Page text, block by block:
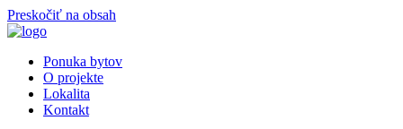
Preskočiť na obsah
Ponuka bytov
O projekte
Lokalita
Kontakt